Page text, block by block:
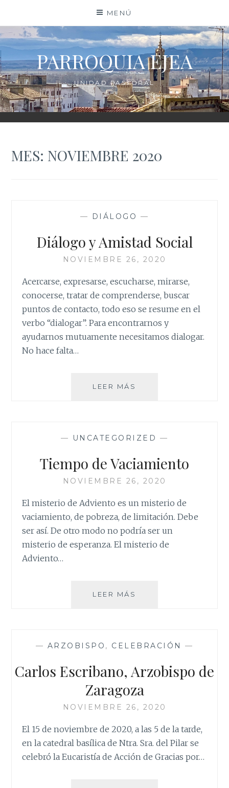
contenido
MENÚ
PARROQUIA EJEA
UNIDAD PASTORAL
MES: NOVIEMBRE 2020
— DIÁLOGO —
Diálogo y Amistad Social
NOVIEMBRE 26, 2020
Acercarse, expresarse, escucharse, mirarse,
conocerse, tratar de comprenderse, buscar
puntos de contacto, todo eso se resume en el
verbo “dialogar”. Para encontrarnos y
ayudarnos mutuamente necesitamos dialogar.
No hace falta…
LEER MÁS
— UNCATEGORIZED —
Tiempo de Vaciamiento
NOVIEMBRE 26, 2020
El misterio de Adviento es un misterio de
vaciamiento, de pobreza, de limitación. Debe
ser así. De otro modo no podría ser un
misterio de esperanza. El misterio de
Adviento…
LEER MÁS
— ARZOBISPO , CELEBRACIÓN —
Carlos Escribano, Arzobispo de
Zaragoza
NOVIEMBRE 26, 2020
El 15 de noviembre de 2020, a las 5 de la tarde,
en la catedral basílica de Ntra. Sra. del Pilar se
celebró la Eucaristía de Acción de Gracias por…